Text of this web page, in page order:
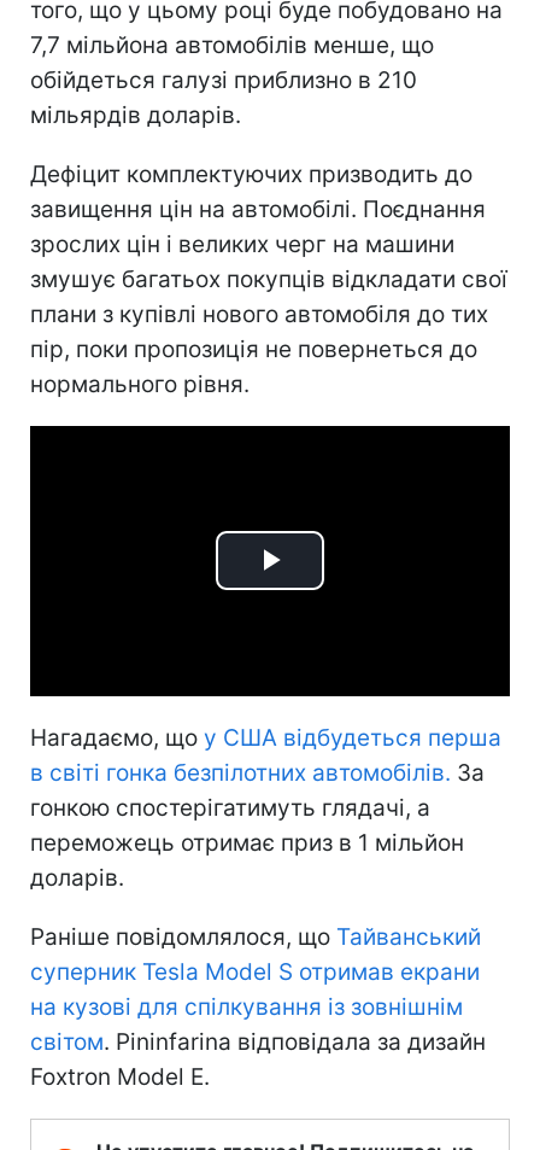
того, що у цьому році буде побудовано на
7,7 мільйона автомобілів менше, що
обійдеться галузі приблизно в 210
мільярдів доларів.
Дефіцит комплектуючих призводить до
завищення цін на автомобілі. Поєднання
зрослих цін і великих черг на машини
змушує багатьох покупців відкладати свої
плани з купівлі нового автомобіля до тих
пір, поки пропозиція не повернеться до
нормального рівня.
Play
Нагадаємо, що у США відбудеться перша
в світі гонка безпілотних автомобілів. За
гонкою спостерігатимуть глядачі, а
переможець отримає приз в 1 мільйон
доларів.
Раніше повідомлялося, що Тайванський
суперник Tesla Model S отримав екрани
на кузові для спілкування із зовнішнім
світом. Pininfarina відповідала за дизайн
Foxtron Model E.